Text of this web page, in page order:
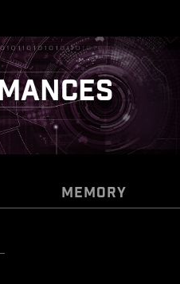
MEMORY